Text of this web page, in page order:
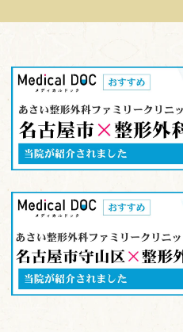
よろしくお願
2025.09.29
当院駐車場
名鉄協商パーキング
◎小幡南第2(守山区
当院より北へ直進
手前 右側
◎小幡南第3(守山区
当院より北へ直進